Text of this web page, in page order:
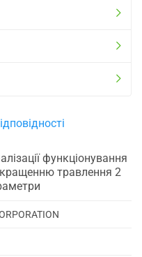
функціонування
травлення 2